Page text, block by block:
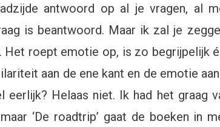
antwoord op al je vragen, al
is beantwoord. Maar ik zal je
Het roept emotie op, is zo begrijpelijk
aan de ene kant en de emotie
eerlijk? Helaas niet. Ik had het graag
‘De roadtrip’ gaat de boeken in